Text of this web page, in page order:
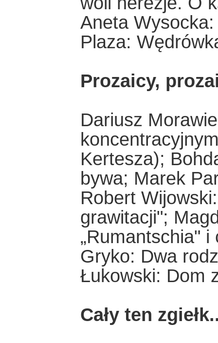
Aneta
Plaza:
Prozaicy,
Dariusz
Kertesza);
bywa; Marek
Robert
grawitacji";
„Rumantschia"
Gryko: Dwa
Łukowski: Dom
Cały ten